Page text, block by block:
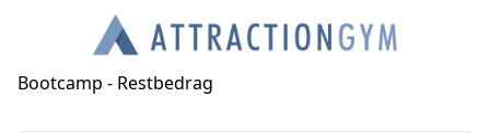
Bootcamp - Restbedrag